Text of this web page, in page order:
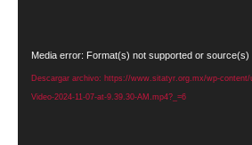
Reproductor
Media error: Format(s) not supported or source(s)
Descargar archivo: https://www.sitatyr.org.mx/wp-content/
Video-2024-11-07-at-9.39.30-AM.mp4?_=6